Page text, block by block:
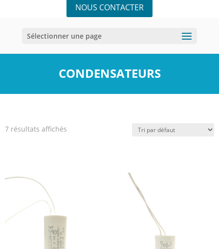
NOUS CONTACTER
Sélectionner une page
CONDENSATEURS
7 résultats affichés